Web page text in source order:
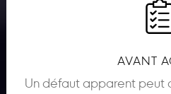
AVANT
Un défaut apparent peut